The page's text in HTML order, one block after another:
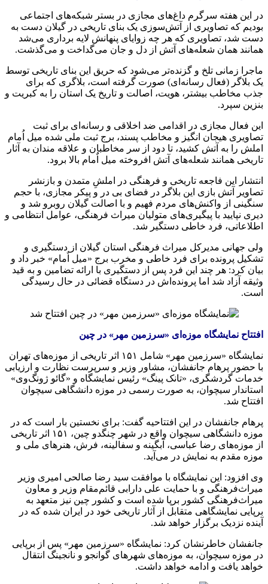
در این هفته سرگرم داغ‌های مجازی در بستر شبکه‌های اجتماعی
بودیم که تصاویری از آتش‌سوزی یک بنای تاریخی در گیلان دست به
دست شد، تصاویری که هر چه زوایای پنهانش لایه برداری می‌شد
همانند همان شعله‌های آتش از دل و جان می‌گداخت و می‌گذشت.
ماجرا زمانی تلخ و گزنده‌تر می‌شود که حریق این بنای تاریخی توسط
یک بلاگر (فعال رسانه‌ای) صورت گرفته است، بلاگری که برای
جذب مخاطب بیشتر، هویت، اصالت و تاریخ یک استان را به کبریت و
بنزین سپرد.
این فعال مجازی در اقدامی ضد اخلاقی و رسانه‌ای برای ثبت
تصاویری هیجان انگیز و مخاطب پسند، برج ثبت ملی شده میل اُمام
املش را به آتش کشید، تا دود از سر مخاطبان و علاقه مندان به آثار
تاریخی همانند شعله‌های آتش افروخته میل اٌمام بالا برود.
انتشار این فاجعه تاریخی و فرهنگی در املشِ متمدن و بازنشر
تصاویر آتش بازی این بلاگر در فضای بی در و پیکر مجازی، با حجم
سنگینی از واکنش‌های مردم فهیم و با اصالت گیلان روبرو شد و
دیری نپایید با پیگیری‌های متولیان میراث فرهنگی، عوامل انتظامی و
اطلاعاتی، فرد خاطی دستگیر شد.
ولی جهانی مدیرکل میراث فرهنگی استان گیلان از دستگیری و
تشکیل پرونده برای فرد خاطی و مخرب برج «میل اٌمام» خبر داد و
بیان کرد: هر چند این فرد پس از دستگیری با ارائه تضامین و به قید
وثیقه آزاد شد اما پرونده‌اش در دستگاه قضائی در حال رسیدگی
است.
افتتاح نمایشگاه موزه‌ای «سرزمین مهر» در چین
نمایشگاه «سرزمین مهر» شامل ۱۵۱ اثر تاریخی از موزه‌های تهران
با حضور پرهام جانفشان، مشاور وزیر و سرپرست نظارت و ارزیابی
خدمات گردشگری، «تانک پینگ» رئیس نمایشگاه و «گائو ژونگ‌وی»
استاندار سیچوان، به صورت رسمی در موزه دانشگاهی سیچوان
افتتاح شد.
پرهام جانفشان در این افتتاحیه گفت: برای نخستین بار است که در
موزه دانشگاهی سیچوان واقع در شهر چنگدو
چین، ۱۵۱ اثر تاریخی
از موزه‌های رضا عباسی، آبگینه و سفالینه، فرش، هنرهای ملی و
موزه مقدم به نمایش در می‌آید.
وی افزود: این نمایشگاه با موافقت سید رضا صالحی امیری وزیر
میراث‌فرهنگی و با حمایت علی دارابی قائم‌مقام وزیر و معاون
میراث‌فرهنگی کشور برپا شده است و کشور چین نیز متعهد به
برپایی نمایشگاهی متقابل از آثار تاریخی خود در ایران شده که در
آینده نزدیک برگزار خواهد شد.
جانفشان خاطرنشان کرد: نمایشگاه «سرزمین مهر» پس از برپایی
در موزه سیچوان، به موزه‌های شهرهای گوانجو و نانجینگ انتقال
خواهد یافت و ادامه خواهد داشت.